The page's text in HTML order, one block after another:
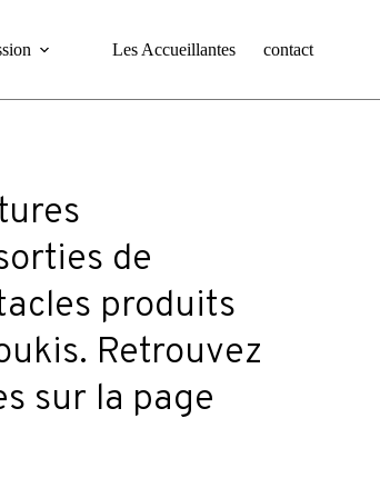
Les Accueillantes contact
de
produits
Retrouvez
sur la page